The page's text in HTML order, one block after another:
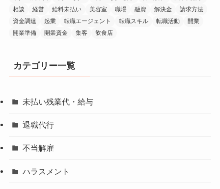
相談
経営 給料未払い 美容室 職場 融資 解決金
請求方法
資金調達
起業 転職エージェント 転職スキル 転職活動
開業
開業準備
開業資金 集客 飲食店
カテゴリー一覧
未払い残業代・給与
退職代行
不当解雇
ハラスメント